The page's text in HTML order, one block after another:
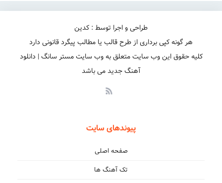
طراحی و اجرا توسط : کدین
هر گونه کپی برداری از طرح قالب یا مطالب پیگرد قانونی دارد
کلیه حقوق این وب سایت متعلق به وب سایت مستر سانگ | دانلود
آهنگ جدید می باشد
پیوندهای سایت
صفحه اصلی
تک آهنگ ها